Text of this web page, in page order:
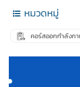
หมวดหมู่
คอร์สออกกำลังก